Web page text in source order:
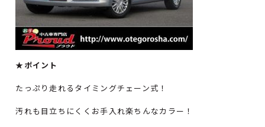
★ポイント
たっぷり走れるタイミングチェーン式！
汚れも目立ちにくくお手入れ楽ちんなカラー！